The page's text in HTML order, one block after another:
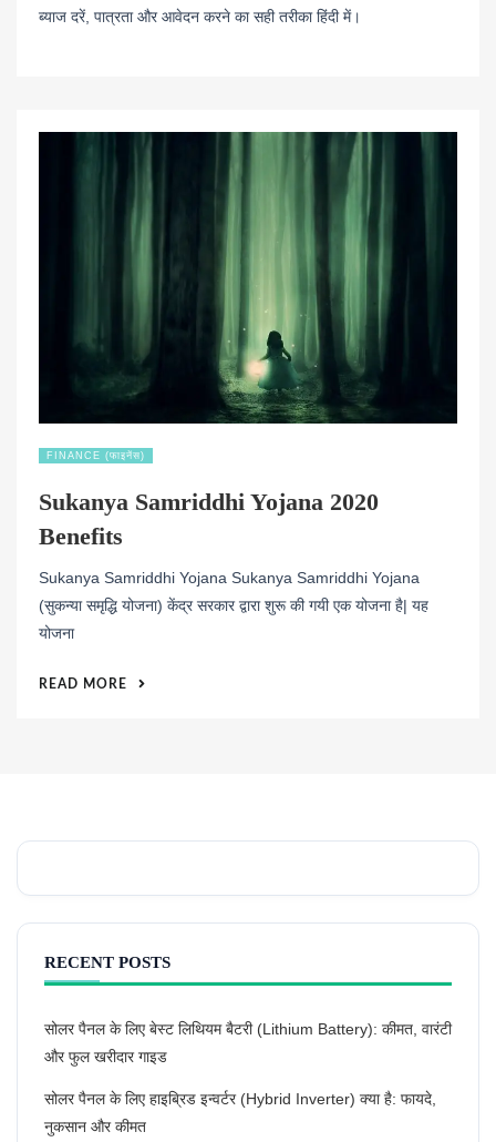
ब्याज दरें, पात्रता और आवेदन करने का सही तरीका हिंदी में।
FINANCE (फाइनेंस)
Sukanya Samriddhi Yojana 2020
Benefits
Sukanya Samriddhi Yojana Sukanya Samriddhi Yojana
(सुकन्या समृद्धि योजना) केंद्र सरकार द्वारा शुरू की गयी एक योजना है| यह
योजना
READ MORE
RECENT POSTS
सोलर पैनल के लिए बेस्ट लिथियम बैटरी (Lithium Battery): कीमत, वारंटी
और फुल खरीदार गाइड
सोलर पैनल के लिए हाइब्रिड इन्वर्टर (Hybrid Inverter) क्या है: फायदे,
नुकसान और कीमत